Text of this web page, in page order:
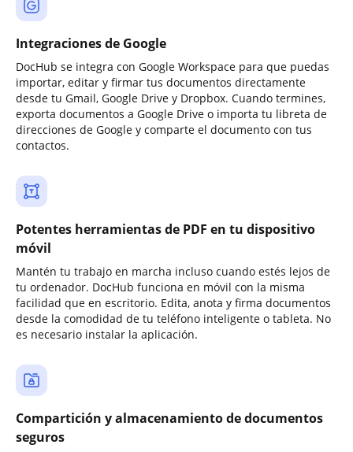
Integraciones de Google
DocHub se integra con Google Workspace para que puedas
importar, editar y firmar tus documentos directamente
desde tu Gmail, Google Drive y Dropbox. Cuando termines,
exporta documentos a Google Drive o importa tu libreta de
direcciones de Google y comparte el documento con tus
contactos.
Potentes herramientas de PDF en tu dispositivo
móvil
Mantén tu trabajo en marcha incluso cuando estés lejos de
tu ordenador. DocHub funciona en móvil con la misma
facilidad que en escritorio. Edita, anota y firma documentos
desde la comodidad de tu teléfono inteligente o tableta. No
es necesario instalar la aplicación.
Compartición y almacenamiento de documentos
seguros